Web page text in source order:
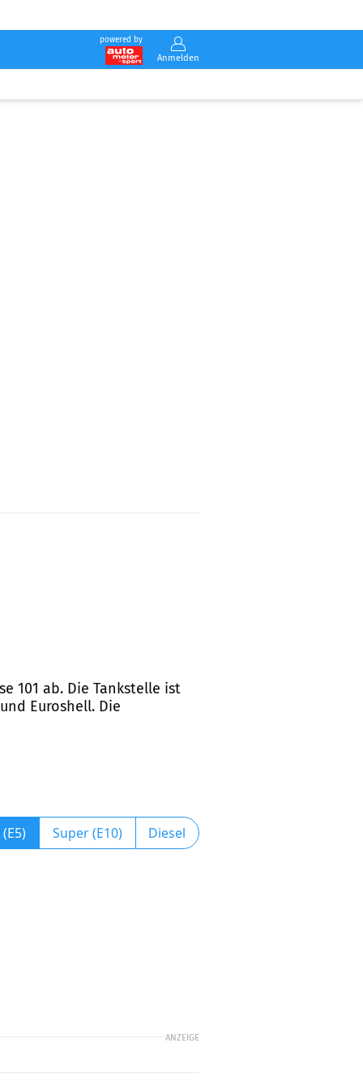
powered by
Anmelden
101 ab. Die Tankstelle ist
Euroshell. Die
Super (E10) Diesel
ANZEIGE